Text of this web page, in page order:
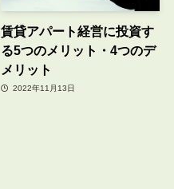
賃貸アパート経営に投資す
る5つのメリット・4つのデ
メリット
2022年11月13日